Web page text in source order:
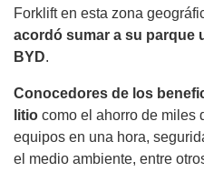
Forklift en esta zona
acordó sumar a su parque
BYD.
Conocedores de los
litio como el ahorro de miles
equipos en una hora,
el medio ambiente, entre